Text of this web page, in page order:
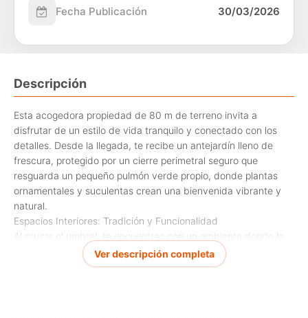
Fecha Publicación 30/03/2026
Descripción
Esta acogedora propiedad de 80 m de terreno invita a
disfrutar de un estilo de vida tranquilo y conectado con los
detalles. Desde la llegada, te recibe un antejardín lleno de
frescura, protegido por un cierre perimetral seguro que
resguarda un pequeño pulmón verde propio, donde plantas
ornamentales y suculentas crean una bienvenida vibrante y
natural.
Espacios Interiores: Tradición y Funcionalidad
Al cruzar el umbral, te encuentras con un ambiente donde la
madera y la luz cálida son los protagonistas. La planta baja
está diseñada para la vida en familia:
Ver descripción completa